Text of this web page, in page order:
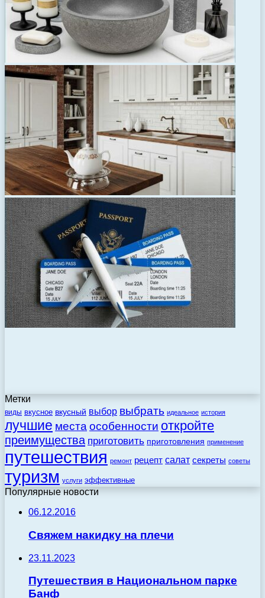
Метки
виды вкусное вкусный выбор выбрать идеальное история
лучшие места особенности откройте
преимущества приготовить приготовления применение
путешествия ремонт рецепт салат секреты советы
туризм услуги эффективные
Популярные новости
06.12.2016
Свяжем накидку на плечи
23.11.2023
Путешествия в Национальном парке
Банф